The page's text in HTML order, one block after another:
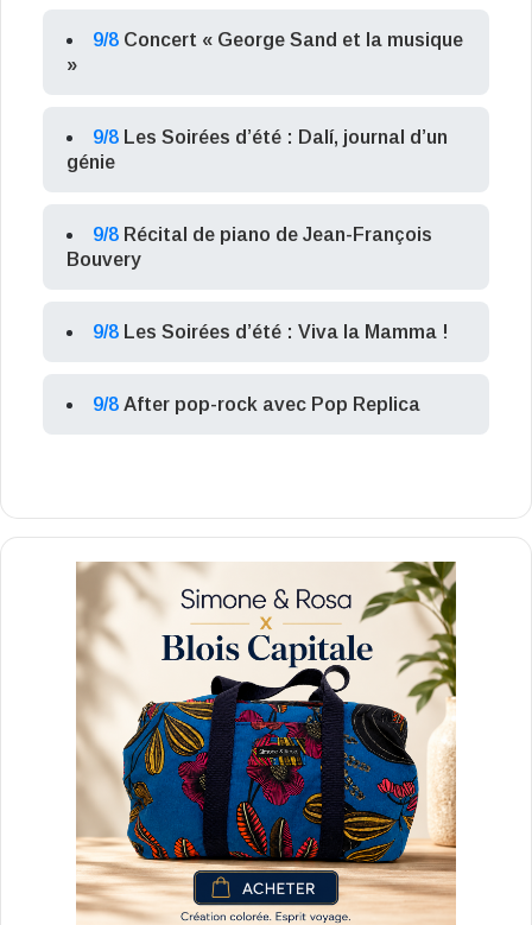
9/8 Concert « George Sand et la musique
»
9/8 Les Soirées d’été : Dalí, journal d’un
génie
9/8 Récital de piano de Jean-François
Bouvery
9/8 Les Soirées d’été : Viva la Mamma !
9/8 After pop-rock avec Pop Replica